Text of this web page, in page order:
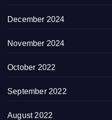
December 2024
November 2024
October 2022
September 2022
August 2022